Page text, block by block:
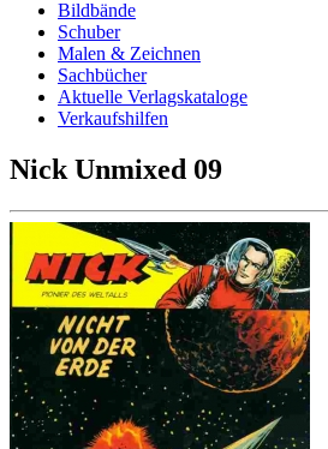
Bildbände
Schuber
Malen & Zeichnen
Sachbücher
Aktuelle Verlagskataloge
Verkaufshilfen
Nick Unmixed 09